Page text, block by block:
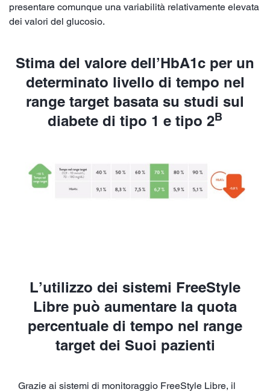
presentare comunque una variabilità relativamente elevata
dei valori del glucosio.
Stima del valore dell’HbA1c per un
determinato livello di tempo nel
range target basata su studi sul
diabete di tipo 1 e tipo 2B
L’utilizzo dei sistemi FreeStyle
Libre può aumentare la quota
percentuale di tempo nel range
target dei Suoi pazienti
Grazie ai sistemi di monitoraggio FreeStyle Libre, il